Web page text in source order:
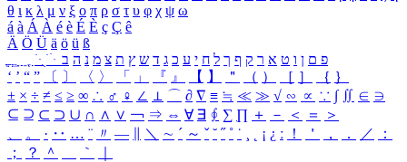
θ ι κ λ μ ν ξ ο π ρ σ τ υ φ χ ψ ω
á à Á À é è É È ç Ç ê
Ä Ö Ü ä ö ü ß
ִֶֹ ֻּ ׁׂ פ ם ן ו ט א ר ק ף ך ל ח י ע כ ג ד ש ץ ת צ מ נ ה ב
‘ ’ “ ” 〔 〕 〈 〉 「 」 『 』 【 】 ＂ （ ） ［ ］ ｛ ｝
± × ÷ ≠ ≤ ≥ ∞ ∴ ♂ ♀ ∠ ⊥ ⌒ ∂ ∇ ≡ ≒ ≪ ≫ √ ∽ ∝ ∵ ∫ ∬ ∈ ∋
⊆ ⊇ ⊂ ⊃ ∪ ∩ ∧ ∨ ￢ ⇒ ⇔ ∀ ∃ ∮ ∑ ∏ ＋ － ＜ ＝
＞
、
。 · ‥ … ¨ 〃 ― ＼ ∼ ´ ～ ˇ ˘ ˝ ˚ ˙ ¸ ¡ ¿ ː ！ ＇ ， ． ／
：
；
？ ＾ ｀